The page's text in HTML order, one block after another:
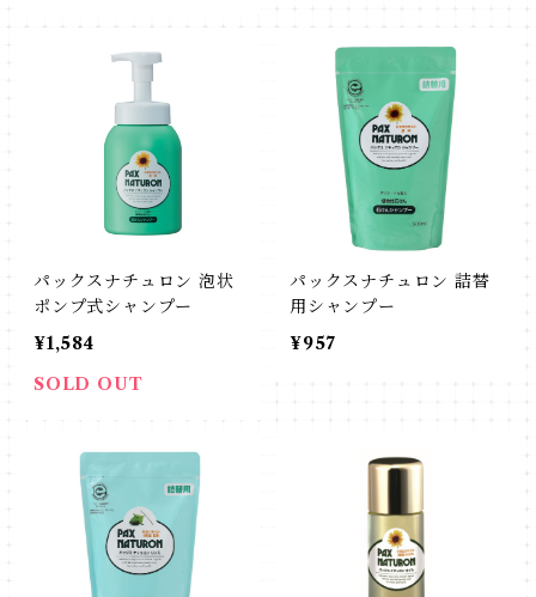
パックスナチュロン 泡状
ポンプ式シャンプー
¥1,584
SOLD OUT
パックスナチュロン 詰替
用シャンプー
¥957